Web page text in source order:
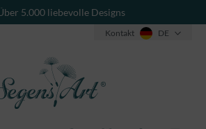
5.000 liebevolle Designs
Kontakt DE